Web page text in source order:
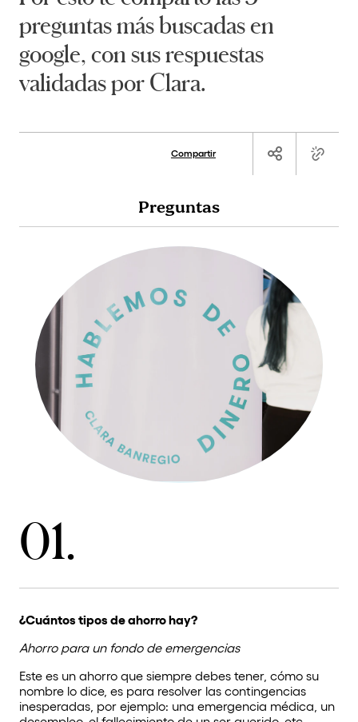
preguntas más buscadas en
google, con sus respuestas
validadas por Clara.
Compartir
Preguntas
01.
¿Cuántos tipos de ahorro hay?
Ahorro para un fondo de emergencias
Este es un ahorro que siempre debes tener, cómo su
nombre lo dice, es para resolver las contingencias
inesperadas, por ejemplo: una emergencia médica, un